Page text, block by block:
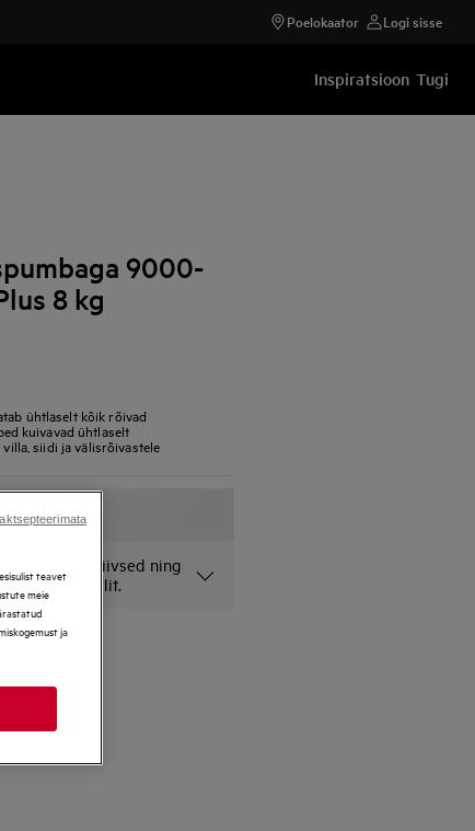
Poelokaator Logi sisse
Inspiratsioon Tugi
9000-
8 kg
ühtlaselt kõik rõivad
kuivavad ühtlaselt
siidi ja välisrõivastele
on illustratiivsed ning
mudelit.
teavet
meie
ja